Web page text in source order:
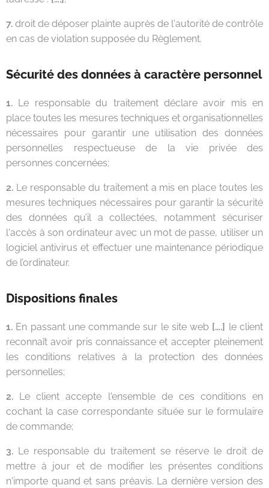
7. droit de déposer plainte auprès de l'autorité de contrôle
en cas de violation supposée du Règlement.
Sécurité des données à caractère personnel
1. Le responsable du traitement déclare avoir mis en
place toutes les mesures techniques et organisationnelles
nécessaires pour garantir une utilisation des données
personnelles respectueuse de la vie privée des
personnes concernées;
2. Le responsable du traitement a mis en place toutes les
mesures techniques nécessaires pour garantir la sécurité
des données qu’il a collectées, notamment sécuriser
l'accès à son ordinateur avec un mot de passe, utiliser un
logiciel antivirus et effectuer une maintenance périodique
de l’ordinateur.
Dispositions finales
1. En passant une commande sur le site web [….] le client
reconnaît avoir pris connaissance et accepter pleinement
les conditions relatives à la protection des données
personnelles;
2. Le client accepte l'ensemble de ces conditions en
cochant la case correspondante située sur le formulaire
de commande;
3. Le responsable du traitement se réserve le droit de
mettre à jour et de modifier les présentes conditions
n'importe quand et sans préavis. La dernière version des